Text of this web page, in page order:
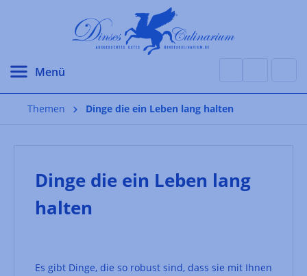
Themen Dinge die ein Leben lang halten
Dinge die ein Leben lang
halten
Es gibt Dinge, die so robust sind, dass sie mit Ihnen